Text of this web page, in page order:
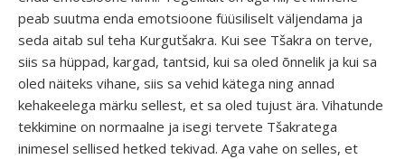
peab suutma enda emotsioone füüsiliselt väljendama ja
seda aitab sul teha Kurgutšakra. Kui see Tšakra on terve,
siis sa hüppad, kargad, tantsid, kui sa oled õnnelik ja kui sa
oled näiteks vihane, siis sa vehid kätega ning annad
kehakeelega märku sellest, et sa oled tujust ära. Vihatunde
tekkimine on normaalne ja isegi tervete Tšakratega
inimesel sellised hetked tekivad. Aga vahe on selles, et